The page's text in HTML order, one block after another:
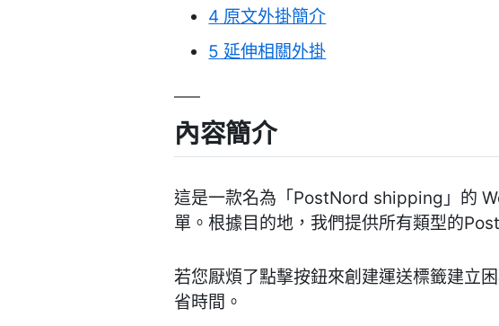
4 原文外掛簡介
5 延伸相關外掛
內容簡介
這是一款名為「PostNord shipping」的
單。根據目的地，我們提供所有類型的
若您厭煩了點擊按鈕來創建運送標籤建立
省時間。